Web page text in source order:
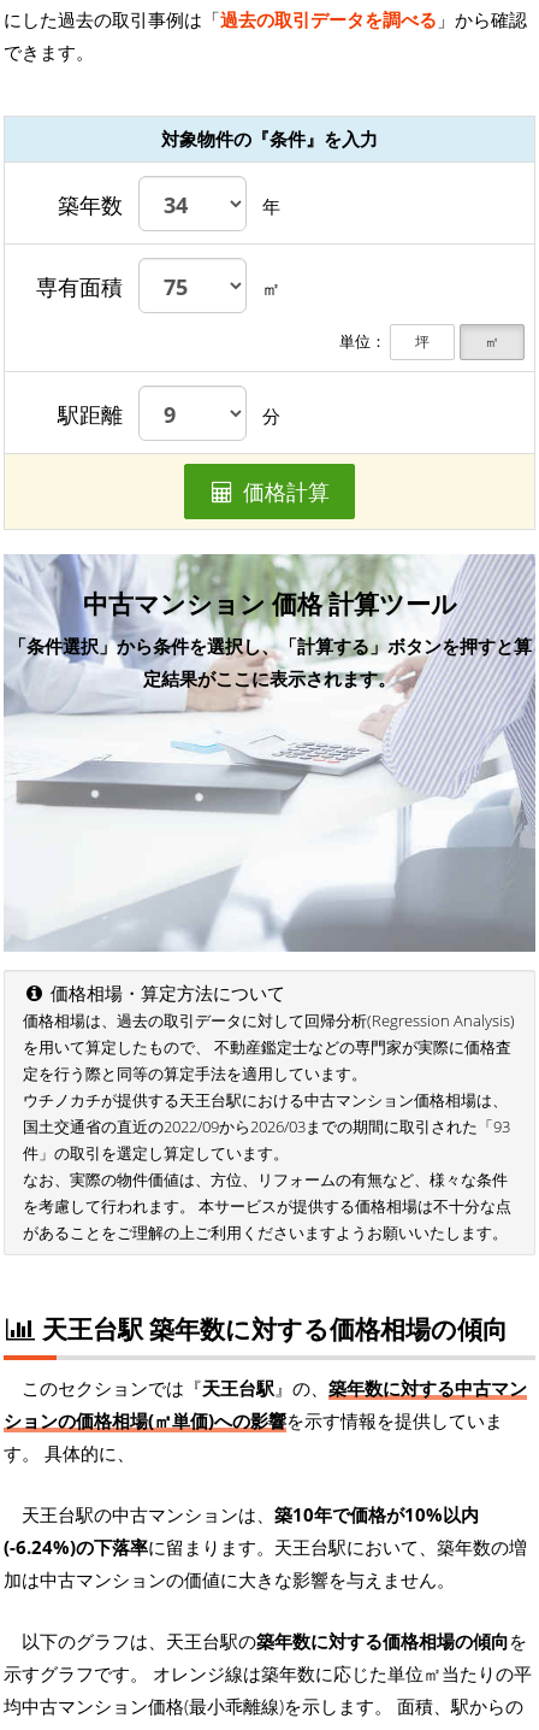
にした過去の取引事例は「過去の取引データを調べる 」から確認
できます。
対象物件の『条件』を入力
築年数 年
専有面積 ㎡
単位： 坪 ㎡
駅距離 分
価格計算
中古マンション 価格 計算ツール
「条件選択」から条件を選択し、「計算する」ボタンを押すと算
定結果がここに表示されます。
価格相場・算定方法について
価格相場は、過去の取引データに対して回帰分析(Regression Analysis)
を用いて算定したもので、 不動産鑑定士などの専門家が実際に価格査
定を行う際と同等の算定手法を適用しています。
ウチノカチが提供する天王台駅における中古マンション価格相場は、
国土交通省の直近の2022/09から2026/03までの期間に取引された「93
件」の取引を選定し算定しています。
なお、実際の物件価値は、方位、リフォームの有無など、様々な条件
を考慮して行われます。 本サービスが提供する価格相場は不十分な点
があることをご理解の上ご利用くださいますようお願いいたします。
天王台駅 築年数に対する価格相場の傾向
このセクションでは『天王台駅』の、 築年数に対する中古マン
ションの価格相場(㎡単価)への影響を示す情報を提供していま
す。 具体的に、
天王台駅の中古マンションは、 築10年で価格が10%以内
(-6.24%)の下落率に留まります。天王台駅において、築年数の増
加は中古マンションの価値に大きな影響を与えません。
以下のグラフは、天王台駅の築年数に対する価格相場の傾向を
示すグラフです。 オレンジ線は築年数に応じた単位㎡当たりの平
均中古マンション価格(最小乖離線)を示します。 面積、駅からの